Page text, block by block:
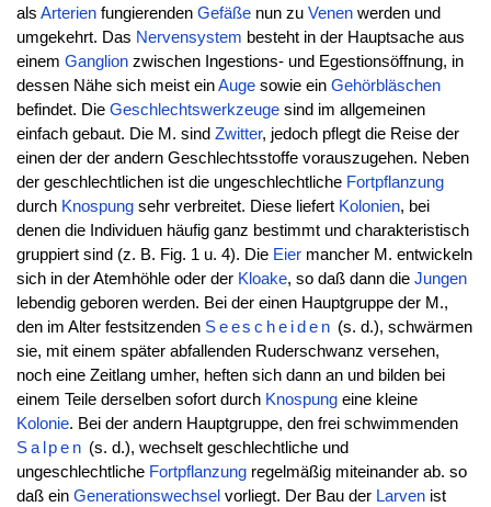
als Arterienfungierenden Gefäßenun zu Venenwerden und
umgekehrt. Das Nervensystem besteht in der Hauptsache aus
einem Ganglionzwischen Ingestions- und Egestionsöffnung, in
dessen Nähe sich meist einAugesowie ein Gehörbläschen
befindet. Die Geschlechtswerkzeugesind im allgemeinen
einfach gebaut. Die M. sind Zwitter, jedoch pflegt die Reise der
einen der der andern Geschlechtsstoffe vorauszugehen. Neben
der geschlechtlichen ist die ungeschlechtliche Fortpflanzung
durch Knospungsehr verbreitet. Diese liefert Kolonien, bei
denen die Individuen häufig ganz bestimmt und charakteristisch
gruppiert sind (z. B. Fig. 1 u. 4). Die Eiermancher M. entwickeln
sich in der Atemhöhle oder der Kloake, so daß dann die Jungen
lebendig geboren werden. Bei der einen Hauptgruppe der M.,
den im Alter festsitzenden Seescheiden (s. d.), schwärmen
sie, mit einem später abfallenden Ruderschwanz versehen,
noch eine Zeitlang umher, heften sich dann an und bilden bei
einem Teile derselben sofort durch Knospungeine kleine
Kolonie. Bei der andern Hauptgruppe, den frei schwimmenden
Salpen (s. d.), wechselt geschlechtliche und
ungeschlechtliche Fortpflanzungregelmäßig miteinander ab. so
daß ein Generationswechsel vorliegt. Der Bau der Larvenist